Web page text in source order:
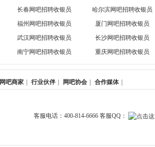
长春网吧招聘收银员
哈尔滨网吧招聘收银员
福州网吧招聘收银员
厦门网吧招聘收银员
武汉网吧招聘收银员
长沙网吧招聘收银员
南宁网吧招聘收银员
重庆网吧招聘收银员
网吧商家 行业伙伴 网吧协会 合作媒体
客服电话：400-814-6666 客服QQ：